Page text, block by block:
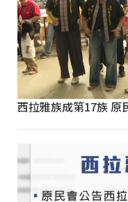
西拉雅族成第17族 原